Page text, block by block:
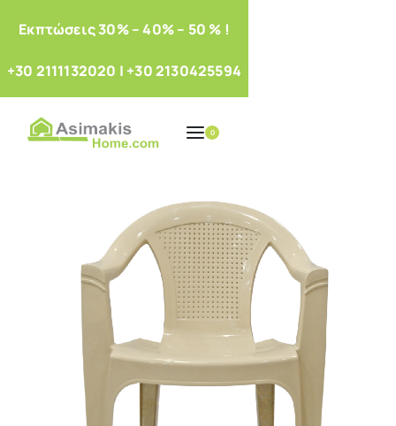
Eκπτώσεις 30% – 40% – 50 % !
+30 2111132020 | +30 2130425594
0